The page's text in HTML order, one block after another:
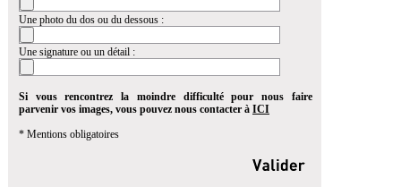
Une photo du dos ou du dessous :
Une signature ou un détail :
Si vous rencontrez la moindre difficulté pour nous faire
parvenir vos images, vous pouvez nous contacter à ICI
* Mentions obligatoires